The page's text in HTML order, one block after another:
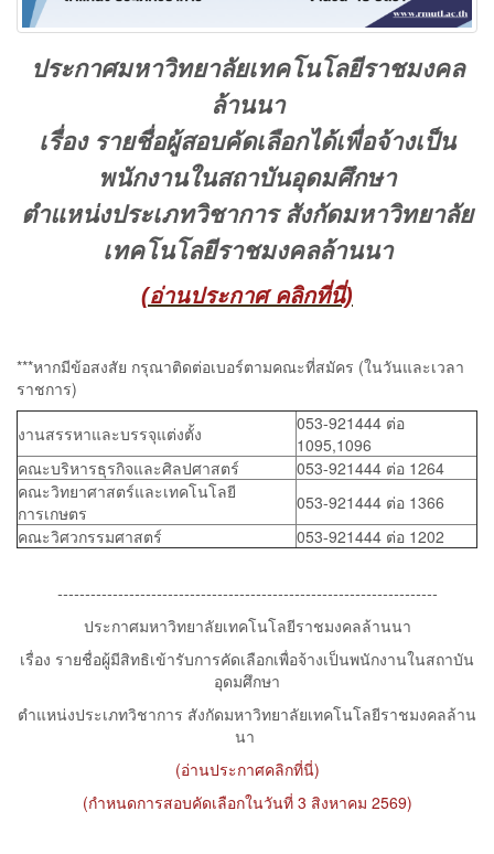
ประกาศมหาวิทยาลัยเทคโนโลยีราชมงคล
ล้านนา
เรื่อง รายชื่อผู้สอบคัดเลือกได้เพื่อจ้างเป็น
พนักงานในสถาบันอุดมศึกษา
ตำแหน่งประเภทวิชาการ สังกัดมหาวิทยาลัย
เทคโนโลยีราชมงคลล้านนา
(อ่านประกาศ คลิกที่นี่)
***หากมีข้อสงสัย กรุณาติดต่อเบอร์ตามคณะที่สมัคร (ในวันและเวลา
ราชการ)
งานสรรหาและบรรจุแต่งตั้ง
053-921444 ต่อ
1095,1096
คณะบริหารธุรกิจและศิลปศาสตร์
053-921444 ต่อ 1264
คณะวิทยาศาสตร์และเทคโนโลยี
การเกษตร
053-921444 ต่อ 1366
คณะวิศวกรรมศาสตร์
053-921444 ต่อ 1202
---------------------------------------------------------------------
ประกาศมหาวิทยาลัยเทคโนโลยีราชมงคลล้านนา
เรื่อง รายชื่อผู้มีสิทธิเข้ารับการคัดเลือกเพื่อจ้างเป็นพนักงานในสถาบัน
อุดมศึกษา
ตำแหน่งประเภทวิชาการ สังกัดมหาวิทยาลัยเทคโนโลยีราชมงคลล้าน
นา
(อ่านประกาศคลิกที่นี่)
(กำหนดการสอบคัดเลือกในวันที่ 3 สิงหาคม 2569)